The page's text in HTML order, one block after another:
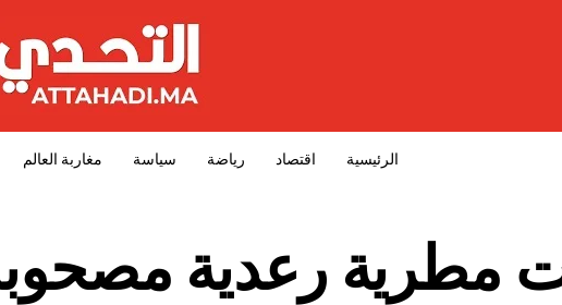
الرئيسية اقتصاد رياضة سياسة مغاربة العالم
مطرية رعدية مصحوبة